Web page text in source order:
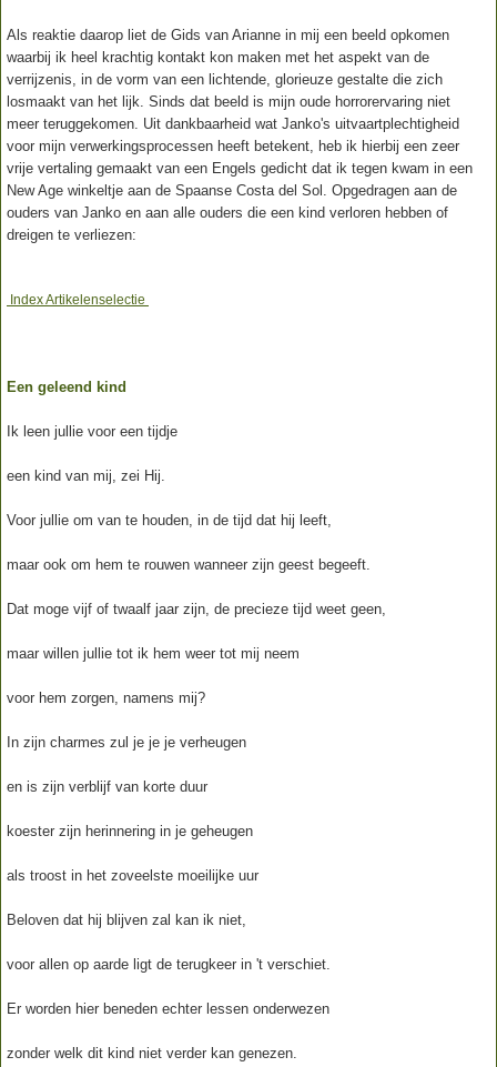
Als reaktie daarop liet de Gids van Arianne in mij een beeld opkomen
waarbij ik heel krachtig kontakt kon maken met het aspekt van de
verrijzenis, in de vorm van een lichtende, glorieuze gestalte die zich
losmaakt van het lijk. Sinds dat beeld is mijn oude horrorervaring niet
meer teruggekomen. Uit dankbaarheid wat Janko's uitvaartplechtigheid
voor mijn verwerkingsprocessen heeft betekent, heb ik hierbij een zeer
vrije vertaling gemaakt van een Engels gedicht dat ik tegen kwam in een
New Age winkeltje aan de Spaanse Costa del Sol. Opgedragen aan de
ouders van Janko en aan alle ouders die een kind verloren hebben of
dreigen te verliezen:
Index Artikelenselectie
Een geleend kind
Ik leen jullie voor een tijdje
een kind van mij, zei Hij.
Voor jullie om van te houden, in de tijd dat hij leeft,
maar ook om hem te rouwen wanneer zijn geest begeeft.
Dat moge vijf of twaalf jaar zijn, de precieze tijd weet geen,
maar willen jullie tot ik hem weer tot mij neem
voor hem zorgen, namens mij?
In zijn charmes zul je je je verheugen
en is zijn verblijf van korte duur
koester zijn herinnering in je geheugen
als troost in het zoveelste moeilijke uur
Beloven dat hij blijven zal kan ik niet,
voor allen op aarde ligt de terugkeer in 't verschiet.
Er worden hier beneden echter lessen onderwezen
zonder welk dit kind niet verder kan genezen.